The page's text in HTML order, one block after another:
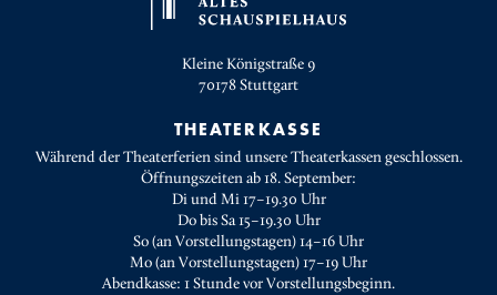
Kleine Königstraße 9
70178Stuttgart
THEATERKASSE
Während der Theaterferien sind unsere Theaterkassen geschlossen.
Öffnungszeiten ab 18. September:
Di und Mi 17–19.30 Uhr
Do bis Sa 15–19.30 Uhr
So (an Vorstellungstagen) 14–16 Uhr
Mo (an Vorstellungstagen) 17–19 Uhr
Abendkasse: 1 Stunde vor Vorstellungsbeginn.